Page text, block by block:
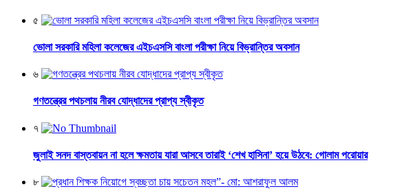
৫
ভোলা সরকারি মহিলা কলেজের এইচএসসি বাংলা পরীক্ষা নিয়ে বিভ্রান্তির অবসান
৬
গণতন্ত্রের পথচলায় নীরব যোদ্ধাদের প্রাপ্য স্বীকৃত
৭
জুলাই সনদ বাস্তবায়ন না হলে ক্ষমতায় যারা আসবে তারাই ‘শেখ হাসিনা’ হয়ে উঠবে: গোলাম পরোয়ার
৮